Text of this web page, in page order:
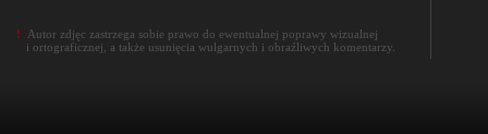
! Autor zdjęc zastrzega sobie prawo do ewentualnej poprawy wizualnej
i ortograficznej, a także usunięcia wulgarnych i obraźliwych komentarzy.